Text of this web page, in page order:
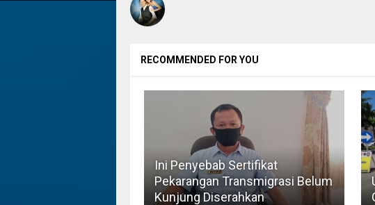
RECOMMENDED FOR YOU
Ini Penyebab Sertifikat
Pekarangan Transmigrasi Belum
Kunjung Diserahkan